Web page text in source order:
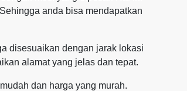
anda bisa mendapatkan
disesuaikan dengan jarak lokasi
alamat yang jelas dan tepat.
dan harga yang murah.